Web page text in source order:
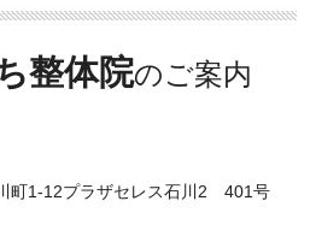
整体院
町1-12プラザセレス石川2 401号